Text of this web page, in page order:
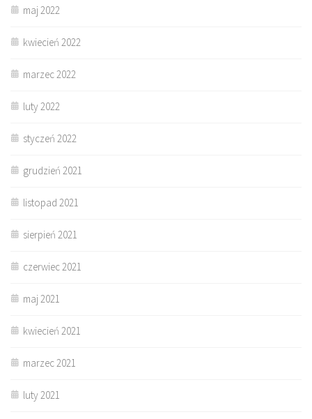
maj 2022
kwiecień 2022
marzec 2022
luty 2022
styczeń 2022
grudzień 2021
listopad 2021
sierpień 2021
czerwiec 2021
maj 2021
kwiecień 2021
marzec 2021
luty 2021